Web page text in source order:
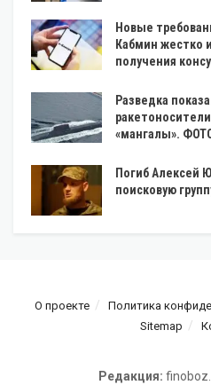
Новые
Кабмин жестко
получения
Разведка
«мангалы».
Погиб Алексей
поисковую
О проекте Политика
Sitemap
Редакция: